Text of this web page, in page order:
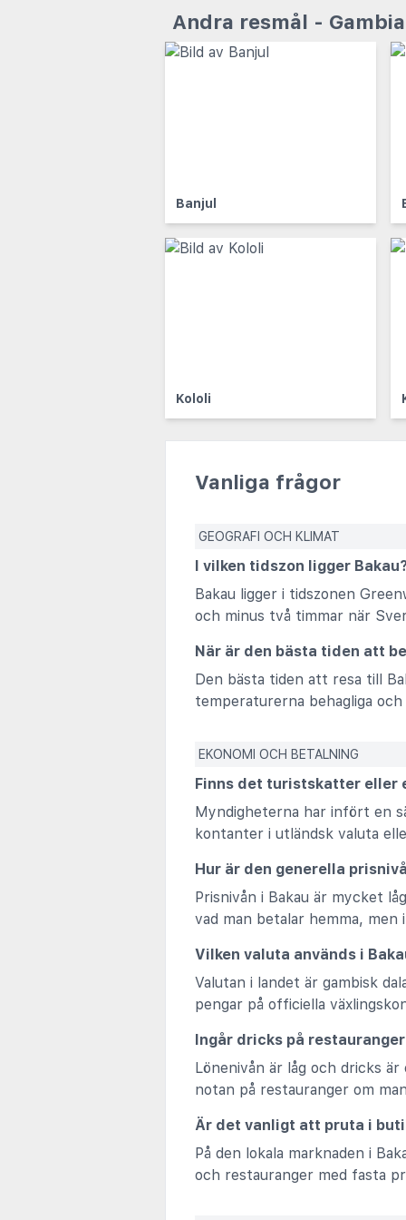
Andra resmål - Gambia
Banjul
Kololi
Vanliga frågor
GEOGRAFI OCH KLIMAT
I vilken tidszon ligger
Bakau ligger i tidszonen
och minus två timmar när
När är den bästa tiden att
Den bästa tiden att resa till
temperaturerna behagliga
EKONOMI OCH BETALNING
Finns det turistskatter eller
Myndigheterna har infört en
kontanter i utländsk valuta
Hur är den generella
Prisnivån i Bakau är mycket
vad man betalar hemma,
Vilken valuta används i
Valutan i landet är gambisk
pengar på officiella
Ingår dricks på
Lönenivån är låg och dricks
notan på restauranger om
Är det vanligt att pruta i
På den lokala marknaden i
och restauranger med fasta